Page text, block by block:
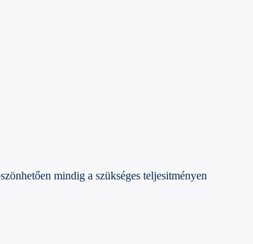
mindig a szükséges teljesitményen